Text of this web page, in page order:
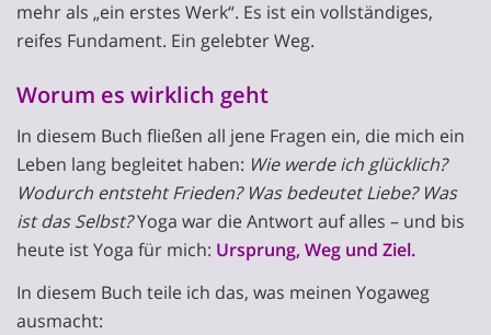
mehr als „ein erstes Werk“. Es ist ein vollständiges,
reifes Fundament. Ein gelebter Weg.
Worum es wirklich geht
In diesem Buch fließen all jene Fragen ein, die mich ein
Leben lang begleitet haben: Wie werde ich glücklich?
Wodurch entsteht Frieden? Was bedeutet Liebe? Was
ist das Selbst?Yoga war die Antwort auf alles – und bis
heute ist Yoga für mich: Ursprung, Weg und Ziel.
In diesem Buch teile ich das, was meinen Yogaweg
ausmacht: